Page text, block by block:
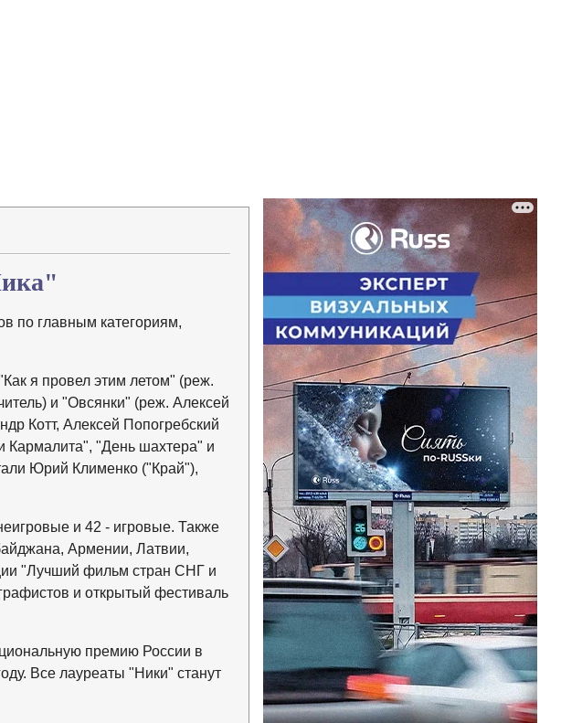
Изменить шрифт
В закладки
по главным категориям,
я провел этим летом" (реж.
и "Овсянки" (реж. Алексей
Котт, Алексей Попогребский
Кармалита", "День шахтера" и
Юрий Клименко ("Край"),
и 42 - игровые. Также
Армении, Латвии,
"Лучший фильм стран СНГ и
и открытый фестиваль
премию России в
Все лауреаты "Ники" станут